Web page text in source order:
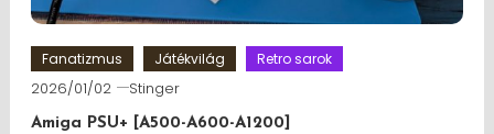
Fanatizmus Játékvilág Retro sarok
2026/01/02 Stinger
Amiga PSU+ [A500-A600-A1200]